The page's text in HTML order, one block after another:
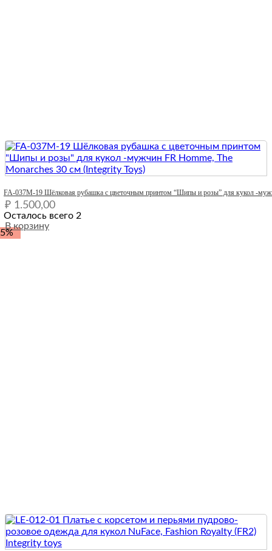
FA-037М-19 Шёлковая рубашка с цветочным принтом “Шипы и розы” для кукол -
₽ 1.500,00
Осталось всего 2
В корзину